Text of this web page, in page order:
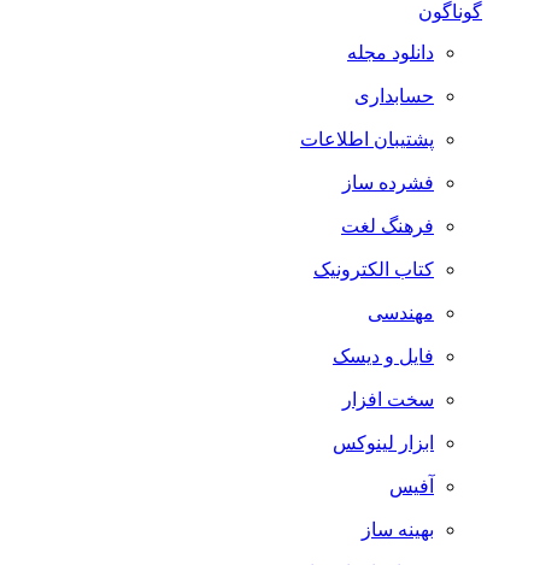
گوناگون
دانلود مجله
حسابداری
پشتیبان اطلاعات
فشرده ساز
فرهنگ لغت
کتاب الکترونیک
مهندسی
فایل و دیسک
سخت افزار
ابزار لینوکس
آفیس
بهینه ساز